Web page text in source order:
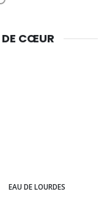
DE CŒUR
EAU DE LOURDES